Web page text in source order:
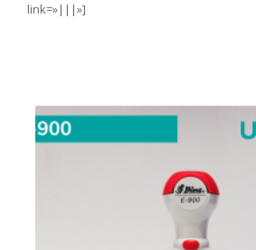
link=»|||»]